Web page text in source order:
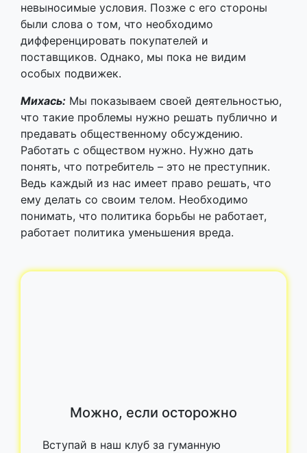
Михась:Мы показываем своей деятельностью,
что такие проблемы нужно решать публично и
предавать общественному обсуждению.
Работать с обществом нужно. Нужно дать
понять, что потребитель – это не преступник.
Ведь каждый из нас имеет право решать, что
ему делать со своим телом. Необходимо
понимать, что политика борьбы не работает,
работает политика уменьшения вреда.